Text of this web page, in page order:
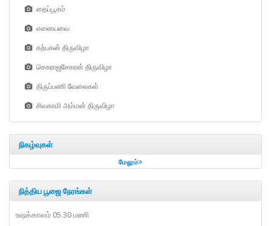
தைப்பூசம்
எனையவை
கற்பகன் திருவிழா
செகராஜசேகரன் திருவிழா
திருப்பணி வேலைகள்
சிவகாமி அம்மன் திருவிழா
நிகழ்வுகள்
மேலும்
நித்திய பூஜை நேரங்கள்
உஷக்காலம் 05.30 மணி